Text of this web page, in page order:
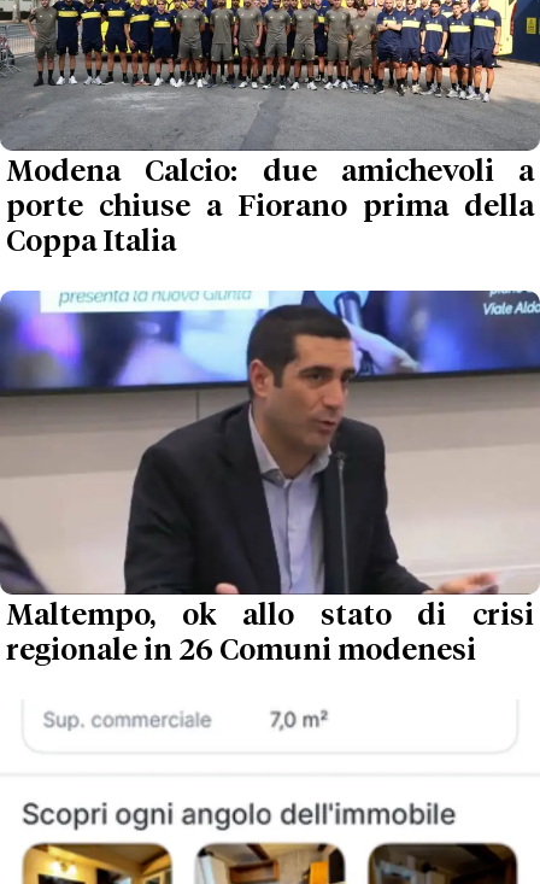
Modena Calcio: due amichevoli a
porte chiuse a Fiorano prima della
Coppa Italia
Maltempo, ok allo stato di crisi
regionale in 26 Comuni modenesi